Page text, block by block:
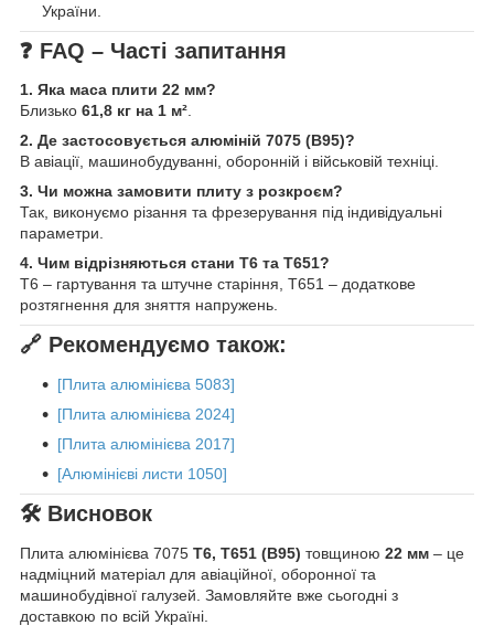
України.
❓ FAQ – Часті запитання
1. Яка маса плити 22 мм?
Близько 61,8 кг на 1 м²
2. Де застосовується алюміній 7075 (В95)?
В авіації, машинобудуванні, оборонній і військовій техніці.
3. Чи можна замовити плиту з розкроєм?
Так, виконуємо різання та фрезерування під індивідуальні
параметри.
4. Чим відрізняються стани Т6 та Т651?
Т6 – гартування та штучне старіння, Т651 – додаткове
розтягнення для зняття напружень.
🔗 Рекомендуємо також:
[Плита алюмінієва 5083]
[Плита алюмінієва 2024]
[Плита алюмінієва 2017]
[Алюмінієві листи 1050]
🛠 Висновок
Плита алюмінієва 7075 Т6, Т651 (В95) товщиною 22 мм – це
надміцний матеріал для авіаційної, оборонної та
машинобудівної галузей. Замовляйте вже сьогодні з
доставкою по всій Україні.